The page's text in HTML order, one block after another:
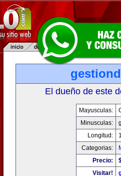
El dueño de este
Mayusculas:
Minusculas:
Longitud:
Categorias:
Precio:
Visitar!